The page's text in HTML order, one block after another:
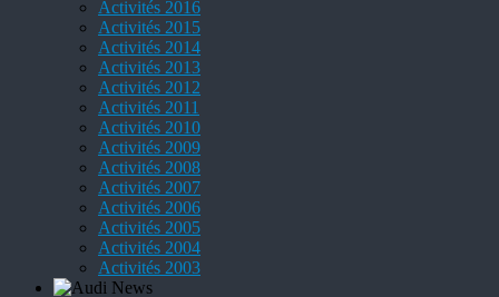
Activités 2016
Activités 2015
Activités 2014
Activités 2013
Activités 2012
Activités 2011
Activités 2010
Activités 2009
Activités 2008
Activités 2007
Activités 2006
Activités 2005
Activités 2004
Activités 2003